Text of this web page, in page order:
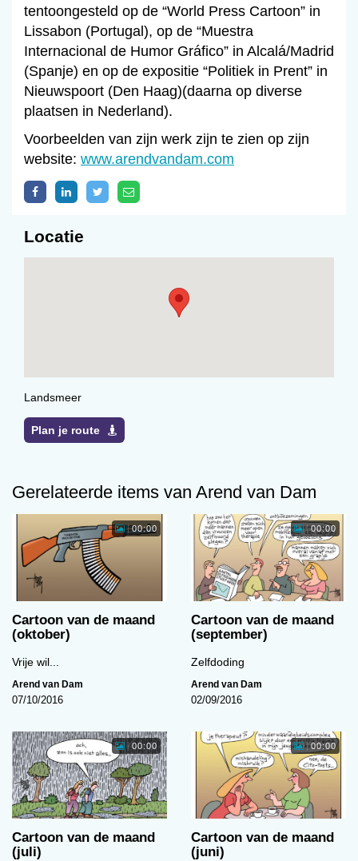
tentoongesteld op de “World Press Cartoon” in
Lissabon (Portugal), op de “Muestra
Internacional de Humor Gráfico” in Alcalá/Madrid
(Spanje) en op de expositie “Politiek in Prent” in
Nieuwspoort (Den Haag)(daarna op diverse
plaatsen in Nederland).
Voorbeelden van zijn werk zijn te zien op zijn
website: www.arendvandam.com
Locatie
Landsmeer
Plan je route
Gerelateerde items van Arend van Dam
00:00
Cartoon van de maand
(oktober)
Vrije wil...
Arend van Dam
07/10/2016
00:00
Cartoon van de maand
(september)
Zelfdoding
Arend van Dam
02/09/2016
00:00
Cartoon van de maand
(juli)
00:00
Cartoon van de maand
(juni)